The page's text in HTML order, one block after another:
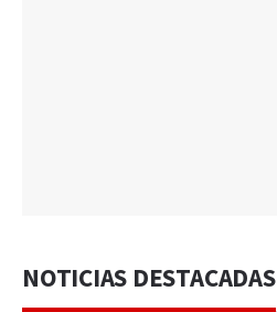
NOTICIAS DESTACADAS